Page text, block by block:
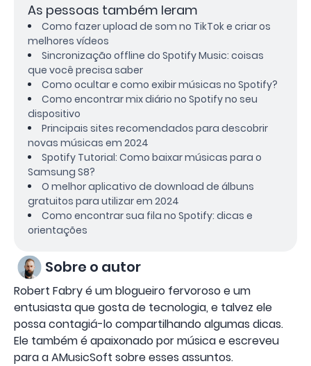
As pessoas também leram
Como fazer upload de som no TikTok e criar os
melhores vídeos
Sincronização offline do Spotify Music: coisas
que você precisa saber
Como ocultar e como exibir músicas no Spotify?
Como encontrar mix diário no Spotify no seu
dispositivo
Principais sites recomendados para descobrir
novas músicas em 2024
Spotify Tutorial: Como baixar músicas para o
Samsung S8?
O melhor aplicativo de download de álbuns
gratuitos para utilizar em 2024
Como encontrar sua fila no Spotify: dicas e
orientações
Sobre o autor
Robert Fabry é um blogueiro fervoroso e um
entusiasta que gosta de tecnologia, e talvez ele
possa contagiá-lo compartilhando algumas dicas.
Ele também é apaixonado por música e escreveu
para a AMusicSoft sobre esses assuntos.